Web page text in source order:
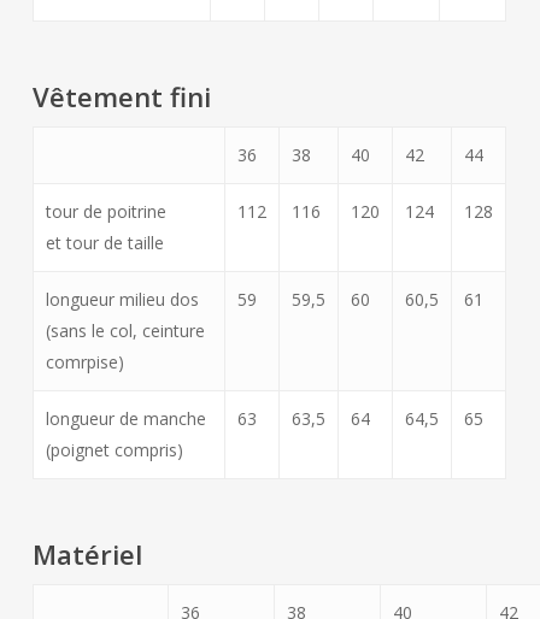
Vêtement fini
36 38 40 42 44
tour de poitrine
et tour de taille
112 116 120 124 128
longueur milieu dos
(sans le col, ceinture
comrpise)
59 59,5 60 60,5 61
longueur de manche
(poignet compris)
63 63,5 64 64,5 65
Matériel
36 38 40 42